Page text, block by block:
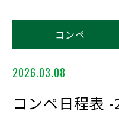
コンペ
2026.03.08
コンペ日程表